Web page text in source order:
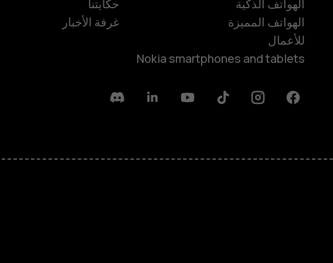
الهواتف الذكية
الهواتف المميزة
للأعمال
Nokia smartphones and tablets
حكايتنا
غرفة الأخبار
Facebook
Instagram
Tiktok
Youtube
Linkedin
Discord